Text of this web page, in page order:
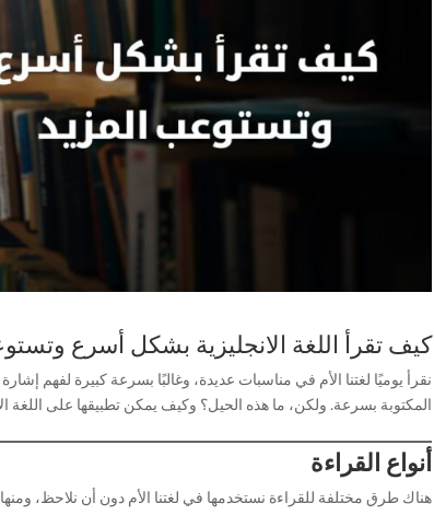
كيف تقرأ اللغة الانجليزية بشكل أسرع
نقرأ يوميًا لغتنا الأم في مناسبات عديدة، وغالبًا بسرعة كبيرة
المكتوبة بسرعة. ولكن، ما هذه الحيل؟ وكيف يمكن تطبيقها على اللغة
أنواع القراءة
هناك طرق مختلفة للقراءة نستخدمها في لغتنا الأم دون أن نلاحظ،